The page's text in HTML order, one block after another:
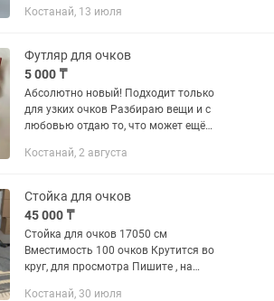
Костанай, 13 июля
Футляр для очков
5 000 ₸
Абсолютно новый! Подходит только
для узких очков Разбираю вещи и с
любовью отдаю то, что может ещё
Пишите через приложение — на звонки
Костанай, 2 августа
Стойка для очков
45 000 ₸
Стойка для очков 17050 см
Вместимость 100 очков Крутится во
круг, для просмотра Пишите , на
Костанай, 30 июля